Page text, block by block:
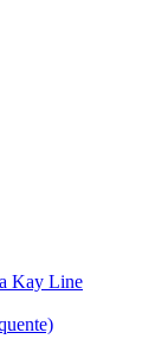
Kay Line